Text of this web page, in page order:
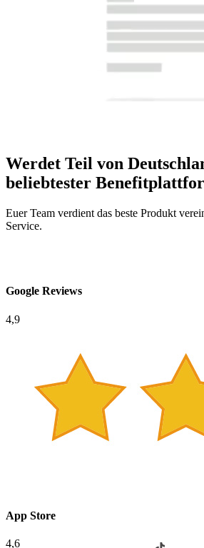
Werdet Teil von
beliebtester
Euer Team verdient das beste Produkt
Service.
Google Reviews
4,9
App Store
4,6